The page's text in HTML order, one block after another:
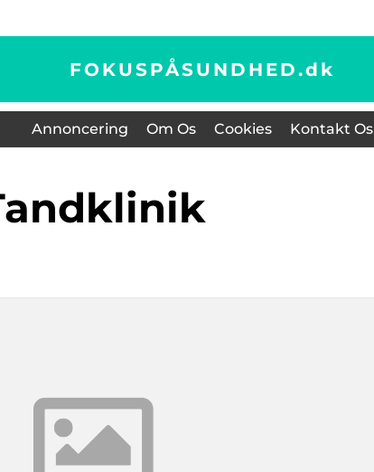
FOKUSPÅSUNDHED.dk
Annoncering Om Os Cookies Kontakt Os
tandklinik